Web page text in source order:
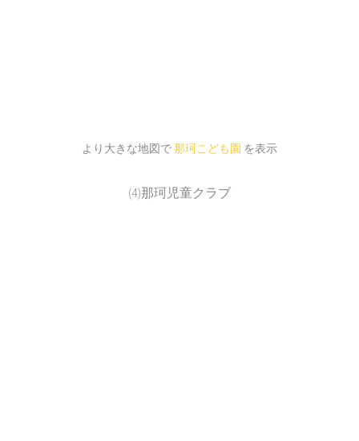
より大きな地図で那珂こども園 を表示
(4)那珂児童クラブ